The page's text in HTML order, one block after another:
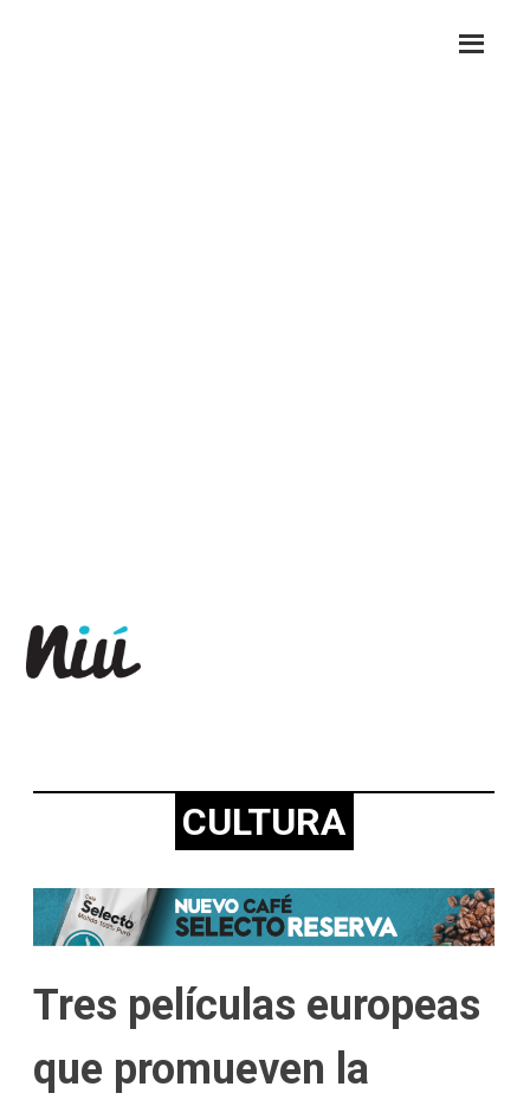
CULTURA
Tres películas europeas
que promueven la